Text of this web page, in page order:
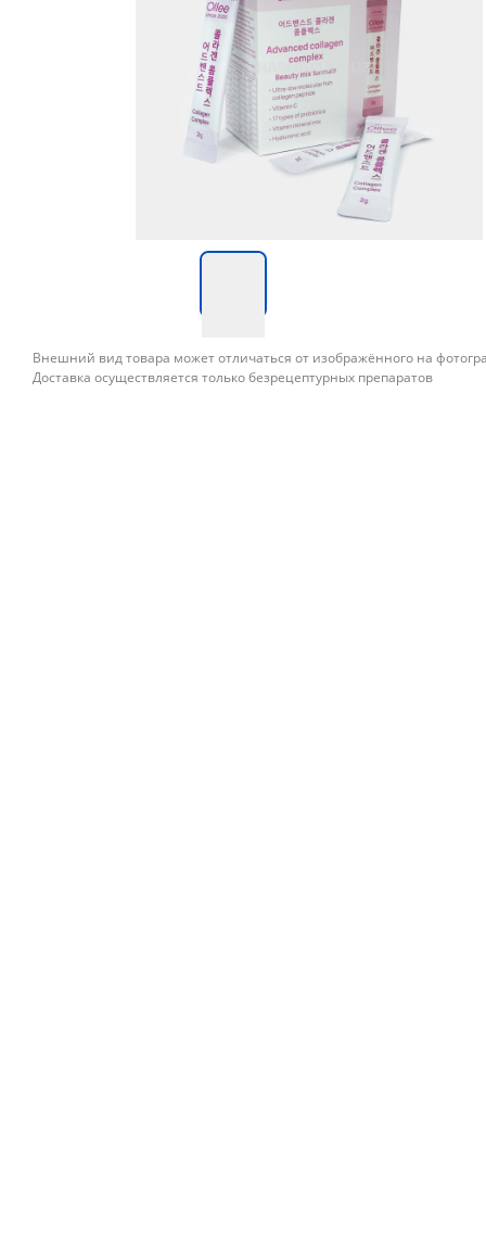
Внешний вид товара может отличаться от изображённого на
Доставка осуществляется только безрецептурных препаратов